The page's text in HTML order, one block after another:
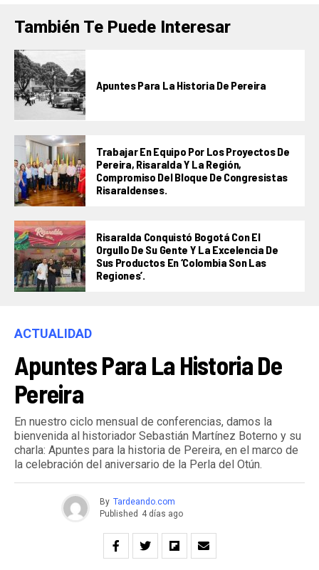
También Te Puede Interesar
Apuntes Para La Historia De Pereira
Trabajar En Equipo Por Los Proyectos De
Pereira, Risaralda Y La Región,
Compromiso Del Bloque De Congresistas
Risaraldenses.
Risaralda Conquistó Bogotá Con El
Orgullo De Su Gente Y La Excelencia De
Sus Productos En ‘Colombia Son Las
Regiones’.
ACTUALIDAD
Apuntes Para La Historia De
Pereira
En nuestro ciclo mensual de conferencias, damos la
bienvenida al historiador Sebastián Martínez Boterno y su
charla: Apuntes para la historia de Pereira, en el marco de
la celebración del aniversario de la Perla del Otún.
By Tardeando.com
Published 4 días ago